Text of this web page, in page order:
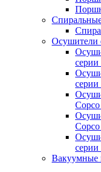
Осушители
серии
Вакуумные